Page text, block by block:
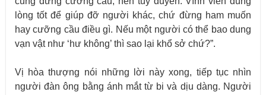
lòng tốt để giúp đỡ người khác, chứ đừng ham muốn
hay cưỡng cầu điều gì. Nếu một người có thể bao dung
vạn vật như ‘hư không’ thì sao lại khổ sở chứ?”.
Vị hòa thượng nói những lời này xong, tiếp tục nhìn
người đàn ông bằng ánh mắt từ bi và dịu dàng. Người